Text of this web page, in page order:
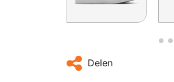
Delen